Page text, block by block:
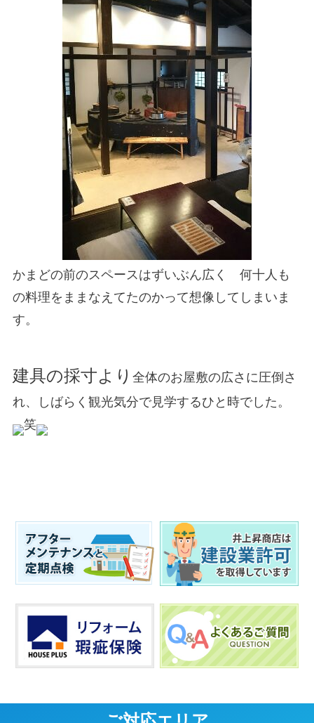
かまどの前のスペースはずいぶん広く 何十人も
の料理をままなえてたのかって想像してしまいま
す。
建具の採寸より全体のお屋敷の広さに圧倒さ
れ、しばらく観光気分で見学するひと時でした。
笑